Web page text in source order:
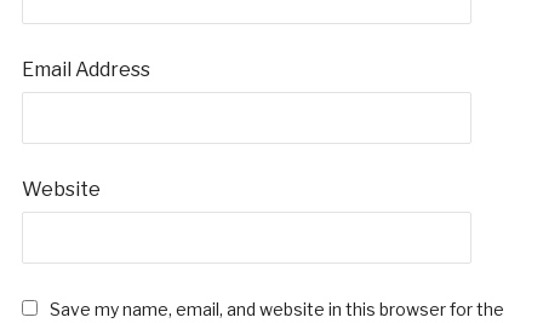
Email Address
Website
Save my name, email, and website in this browser for the